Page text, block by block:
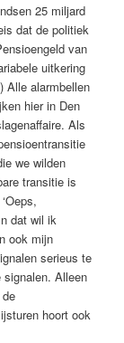
25 miljard
dat de politiek
van
uitkering
Alle alarmbellen
hier in Den
Als
we wilden
transitie is
dat wil ik
ook mijn
serieus te
signalen. Alleen
hoort ook